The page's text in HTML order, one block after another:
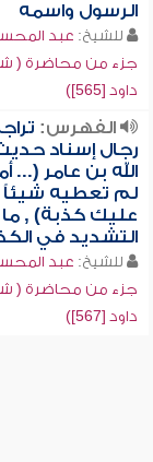
الرسول واسمه
للشيخ: عبد
جزء من محاضرة (
داود [565])
الفهرس:
رجال إسناد
الله بن عامر (...
لم تعطيه
عليك كذبة) ,
التشديد في
للشيخ: عبد
جزء من محاضرة (
داود [567])